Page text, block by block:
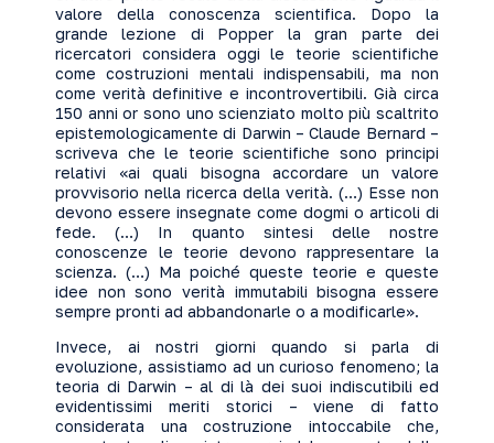
valore della conoscenza scientifica. Dopo la
grande lezione di Popper la gran parte dei
ricercatori considera oggi le teorie scientifiche
come costruzioni mentali indispensabili, ma non
come verità definitive e incontrovertibili. Già circa
150 anni or sono uno scienziato molto più scaltrito
epistemologicamente di Darwin – Claude Bernard –
scriveva che le teorie scientifiche sono principi
relativi «ai quali bisogna accordare un valore
provvisorio nella ricerca della verità. (…) Esse non
devono essere insegnate come dogmi o articoli di
fede. (…) In quanto sintesi delle nostre
conoscenze le teorie devono rappresentare la
scienza. (…) Ma poiché queste teorie e queste
idee non sono verità immutabili bisogna essere
sempre pronti ad abbandonarle o a modificarle».
Invece, ai nostri giorni quando si parla di
evoluzione, assistiamo ad un curioso fenomeno; la
teoria di Darwin – al di là dei suoi indiscutibili ed
evidentissimi meriti storici – viene di fatto
considerata una costruzione intoccabile che,